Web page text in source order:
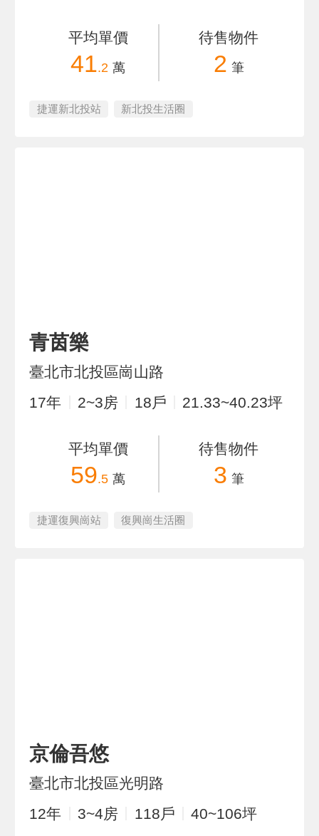
平均單價
41.2 萬
待售物件
2 筆
捷運新北投站 新北投生活圈
青茵樂
臺北市北投區崗山路
17年 2~3房 18戶 21.33~40.23坪
平均單價
59.5 萬
待售物件
3 筆
捷運復興崗站 復興崗生活圈
京倫吾悠
臺北市北投區光明路
12年 3~4房 118戶 40~106坪